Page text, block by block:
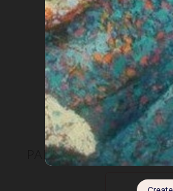
PARTECIPA ALLA